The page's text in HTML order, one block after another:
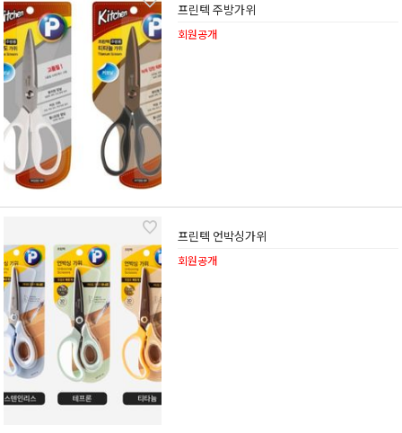
프린텍 주방가위
회원공개
프린텍 언박싱가위
회원공개